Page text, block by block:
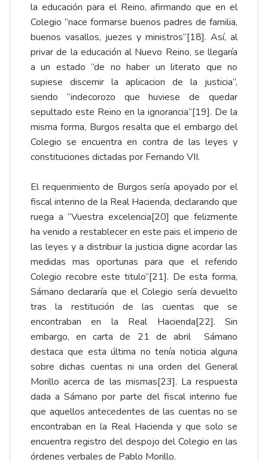
la educación para el Reino, afirmando que en el
Colegio “nace formarse buenos padres de familia,
buenos vasallos, juezes y ministros”[18]. Así, al
privar de la educación al Nuevo Reino, se llegaría
a un estado “de no haber un literato que no
supiese discernir la aplicacion de la justicia”,
siendo “indecorozo que huviese de quedar
sepultado este Reino en la ignorancia”[19]. De la
misma forma, Burgos resalta que el embargo del
Colegio se encuentra en contra de las leyes y
constituciones dictadas por Fernando VII.
El requerimiento de Burgos sería apoyado por el
fiscal interino de la Real Hacienda, declarando que
ruega a “Vuestra excelencia[20] que felizmente
ha venido a restablecer en este pais el imperio de
las leyes y a distribuir la justicia digne acordar las
medidas mas oportunas para que el referido
Colegio recobre este titulo”[21]. De esta forma,
Sámano declararía que el Colegio sería devuelto
tras la restitución de las cuentas que se
encontraban en la Real Hacienda[22]. Sin
embargo, en carta de 21 de abril Sámano
destaca que esta última no tenía noticia alguna
sobre dichas cuentas ni una orden del General
Morillo acerca de las mismas[23]. La respuesta
dada a Sámano por parte del fiscal interino fue
que aquellos antecedentes de las cuentas no se
encontraban en la Real Hacienda y que solo se
encuentra registro del despojo del Colegio en las
órdenes verbales de Pablo Morillo.